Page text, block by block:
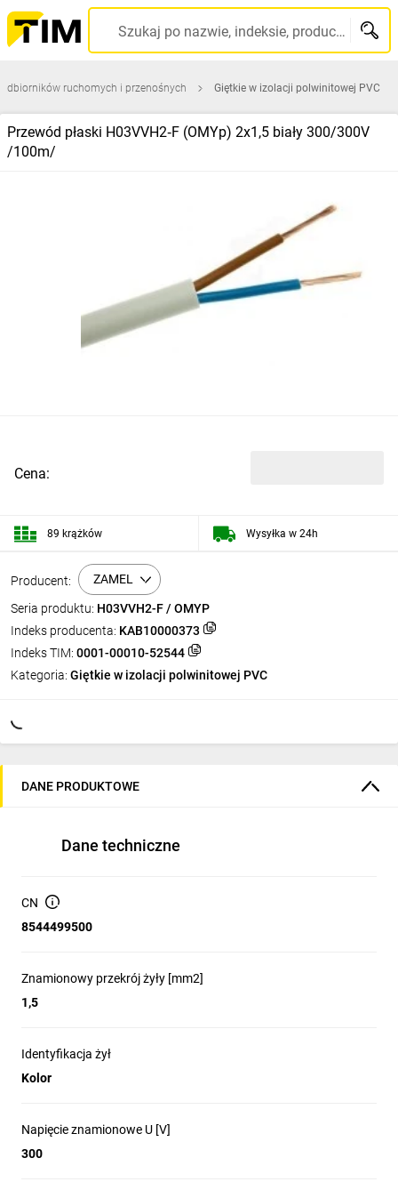
Szukaj po nazwie, indeksie, producencie, kodzie kreskowym...
ruchomych i przenośnych Giętkie w izolacji polwinitowej PVC
Przewód płaski H03VVH2‑F (OMYp) 2x1,5 biały 300/300V
/100m/
Producent: ZAMEL
Seria produktu: H03VVH2-F / OMYP
Indeks producenta: KAB10000373
Indeks TIM: 0001-00010-52544
Kategoria: Giętkie w izolacji polwinitowej PVC
Cena:
89 krążków Wysyłka w 24h
DANE PRODUKTOWE
Dane techniczne
CN
8544499500
Znamionowy przekrój żyły [mm2]
1,5
Identyfikacja żył
Kolor
Napięcie znamionowe U [V]
300